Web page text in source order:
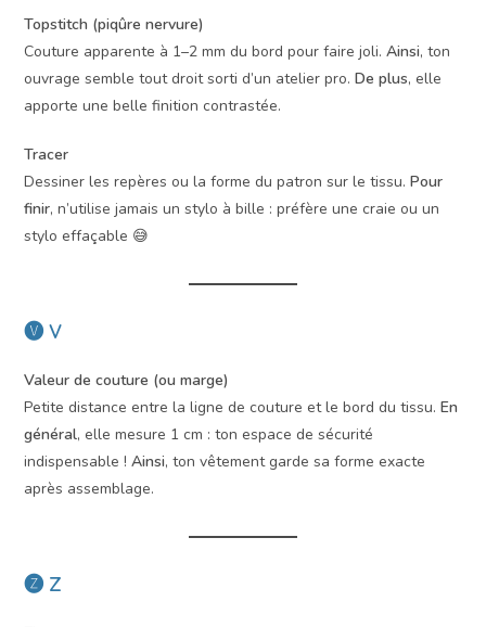
Topstitch (piqûre nervure)
Couture apparente à 1–2 mm du bord pour faire joli.Ainsi, ton
ouvrage semble tout droit sorti d’un atelier pro.De plus, elle
apporte une belle finition contrastée.
Tracer
Dessiner les repères ou la forme du patron sur le tissu.Pour
finir, n’utilise jamais un stylo à bille : préfère une craie ou un
stylo effaçable 😅
🅥 V
Valeur de couture (ou marge)
Petite distance entre la ligne de couture et le bord du tissu.En
général, elle mesure 1 cm : ton espace de sécurité
indispensable !Ainsi, ton vêtement garde sa forme exacte
après assemblage.
🅩 Z